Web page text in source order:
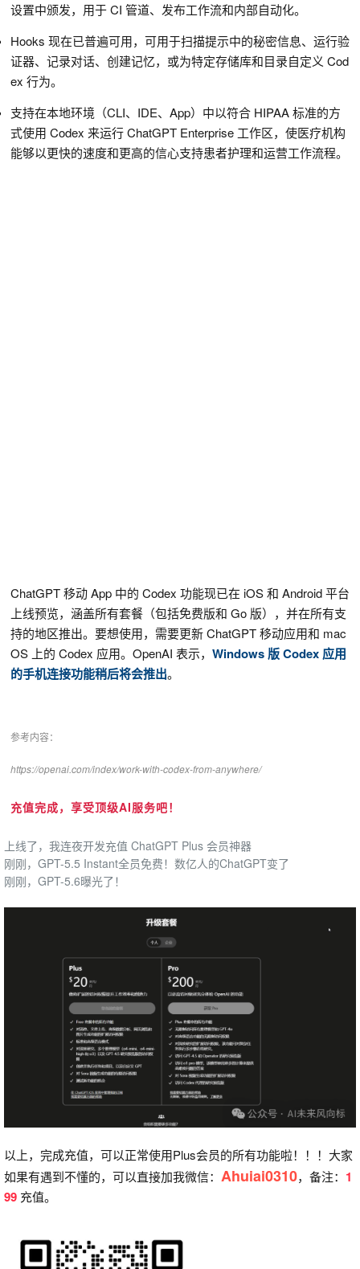
设置中颁发，用于 CI 管道、发布工作流和内部自动化。
Hooks 现在已普遍可用，可用于扫描提示中的秘密信息、运行验
证器、记录对话、创建记忆，或为特定存储库和目录自定义 Cod
ex 行为。
支持在本地环境（CLI、IDE、App）中以符合 HIPAA 标准的方
式使用 Codex 来运行 ChatGPT Enterprise 工作区，使医疗机构
能够以更快的速度和更高的信心支持患者护理和运营工作流程。
ChatGPT 移动 App 中的 Codex 功能现已在 iOS 和 Android 平台
上线预览，涵盖所有套餐（包括免费版和 Go 版），并在所有支
持的地区推出。要想使用，需要更新 ChatGPT 移动应用和 mac
OS 上的 Codex 应用。OpenAI 表示， Windows 版 Codex 应用
的手机连接功能稍后将会推出。
参考内容：
https://openai.com/index/work-with-codex-from-anywhere/
充值完成，享受顶级AI服务吧！
上线了，我连夜开发充值 ChatGPT Plus 会员神器
刚刚，GPT-5.5 Instant全员免费！数亿人的ChatGPT变了
刚刚，GPT-5.6曝光了！
以上，完成充值，可以正常使用Plus会员的所有功能啦！！！大家
如果有遇到不懂的，可以直接加我微信： Ahuiai0310，备注： 1
99 充值。